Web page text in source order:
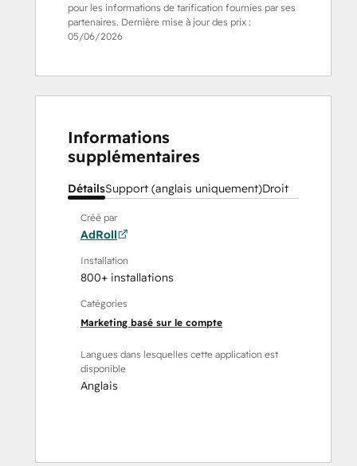
pour les informations de tarification fournies par ses
partenaires. Dernière mise à jour des prix :
05/06/2026
Informations
supplémentaires
DétailsSupport (anglais uniquement)Droit
Créé par
AdRoll
Installation
800+ installations
Catégories
Marketing basé sur le compte
Langues dans lesquelles cette application est
disponible
Anglais